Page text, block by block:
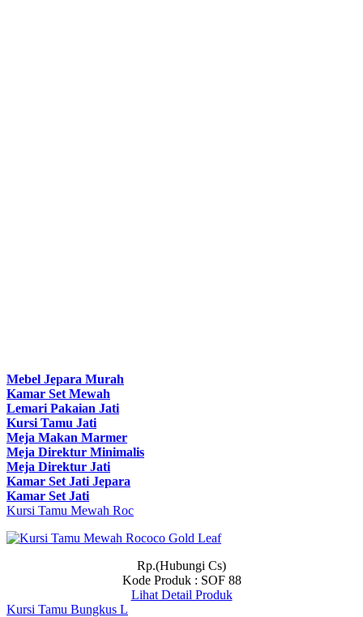
Mebel Jepara Murah
Kamar Set Mewah
Lemari Pakaian Jati
Kursi Tamu Jati
Meja Makan Marmer
Meja Direktur Minimalis
Meja Direktur Jati
Kamar Set Jati Jepara
Kamar Set Jati
Kursi Tamu Mewah Roc
Rp.(Hubungi Cs)
Kode Produk : SOF 88
Lihat Detail Produk
Kursi Tamu Bungkus L